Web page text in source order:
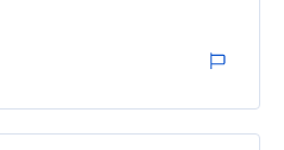
und sehr
dem ganzen personal. Das
ist super und wir haben
Alles in allem
Aufenthalt sehr